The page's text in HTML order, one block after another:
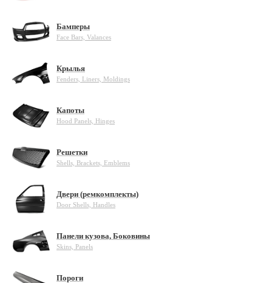
Бамперы
Face Bars, Valances
Крылья
Fenders, Liners, Moldings
Капоты
Hood Panels, Hinges
Решетки
Shells, Brackets, Emblems
Двери (ремкомплекты)
Door Shells, Handles
Панели кузова, Боковины
Skins, Panels
Пороги